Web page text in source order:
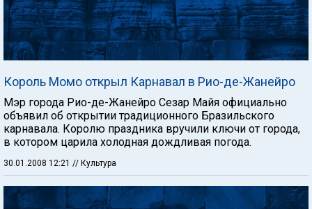
Король Момо открыл Карнавал в Рио-де-Жанейро
Мэр города Рио-де-Жанейро Сезар Майя официально
объявил об открытии традиционного Бразильского
карнавала. Королю праздника вручили ключи от города,
в котором царила холодная дождливая погода.
30.01.2008 12:21 // Культура